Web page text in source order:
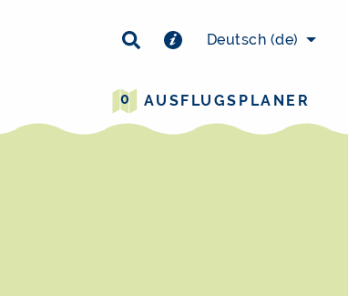
Deutsch (de)
0 AUSFLUGSPLANER